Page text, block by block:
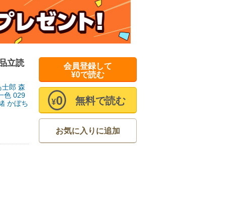
立読
士郎 森
色 029
かぼち
会員登録して
¥0で読む
無料で読む
¥0
お気に入りに追加